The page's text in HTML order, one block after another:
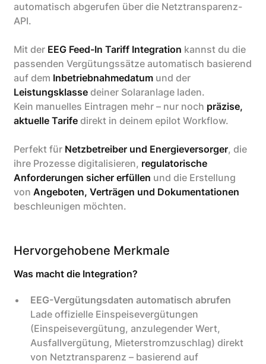
automatisch abgerufen über die Netztransparenz-
API.
Mit der EEG Feed-In Tariff Integration kannst du die
passenden Vergütungssätze automatisch basierend
auf dem Inbetriebnahmedatum und der
Leistungsklasse deiner Solaranlage laden.
Kein manuelles Eintragen mehr – nur noch präzise,
aktuelle Tarife direkt in deinem epilot Workflow.
Perfekt für Netzbetreiber und Energieversorger, die
ihre Prozesse digitalisieren, regulatorische
Anforderungen sicher erfüllen und die Erstellung
vonAngeboten, Verträgen und Dokumentationen
beschleunigen möchten.
Hervorgehobene Merkmale
Was macht die Integration?
EEG-Vergütungsdaten automatisch abrufen
Lade offizielle Einspeisevergütungen
(Einspeisevergütung, anzulegender Wert,
Ausfallvergütung, Mieterstromzuschlag) direkt
von Netztransparenz – basierend auf